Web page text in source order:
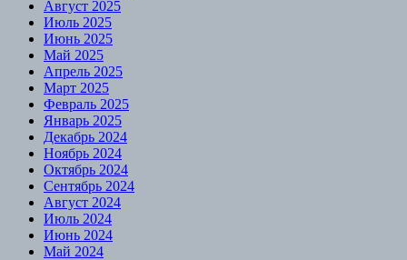
Август 2025
Июль 2025
Июнь 2025
Май 2025
Апрель 2025
Март 2025
Февраль 2025
Январь 2025
Декабрь 2024
Ноябрь 2024
Октябрь 2024
Сентябрь 2024
Август 2024
Июль 2024
Июнь 2024
Май 2024